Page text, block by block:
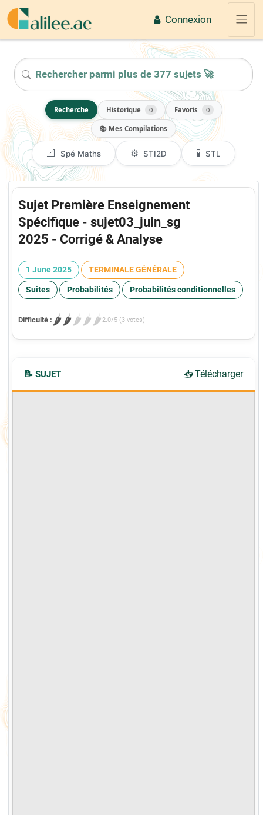
Passer au contenu principal
Connexion
2026
Recherche Historique 0 Favoris 0
📚 Mes Compilations
📐 Spé Maths ⚙️ STI2D 🧪 STL
Sujet Première Enseignement
Spécifique - sujet03_juin_sg
2025 - Corrigé & Analyse
1 June 2025 TERMINALE GÉNÉRALE
Suites Probabilités Probabilités conditionnelles
Difficulté : 🌶️🌶️🌶️ 🌶️ 🌶️ 2.0/5 (3 votes)
📝 SUJET 📥 Télécharger